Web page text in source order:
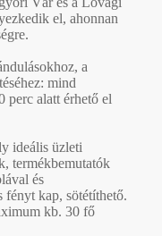
el, ahonnan
a
mind
alatt érhető el
ideális üzleti
termékbemutatók
és
fényt kap, sötétíthető.
kb. 30 fő